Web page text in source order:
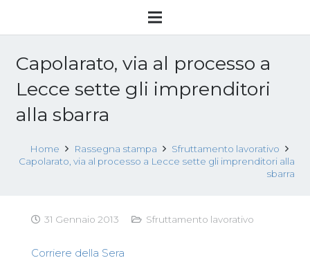
Capolarato, via al processo a
Lecce sette gli imprenditori
alla sbarra
Home Rassegna stampa
Sfruttamento lavorativo
Capolarato, via al processo a Lecce sette gli imprenditori alla
sbarra
31 Gennaio 2013 Sfruttamento lavorativo
Corriere della Sera